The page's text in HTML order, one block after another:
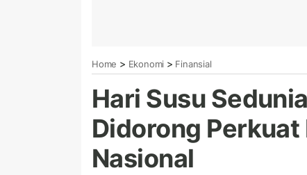
Home > Ekonomi > Finansial
Hari Susu
Didorong
Nasional